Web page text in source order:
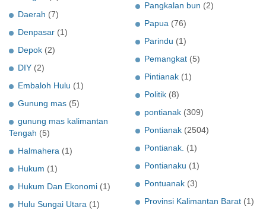
Daerah (7)
Denpasar (1)
Depok (2)
DIY (2)
Embaloh Hulu (1)
Gunung mas (5)
gunung mas kalimantan
Tengah (5)
Halmahera (1)
Hukum (1)
Hukum Dan Ekonomi (1)
Hulu Sungai Utara (1)
Pangkalan bun (2)
Papua (76)
Parindu (1)
Pemangkat (5)
Pintianak (1)
Politik (8)
pontianak (309)
Pontianak (2504)
Pontianak. (1)
Pontianaku (1)
Pontuanak (3)
Provinsi Kalimantan Barat (1)